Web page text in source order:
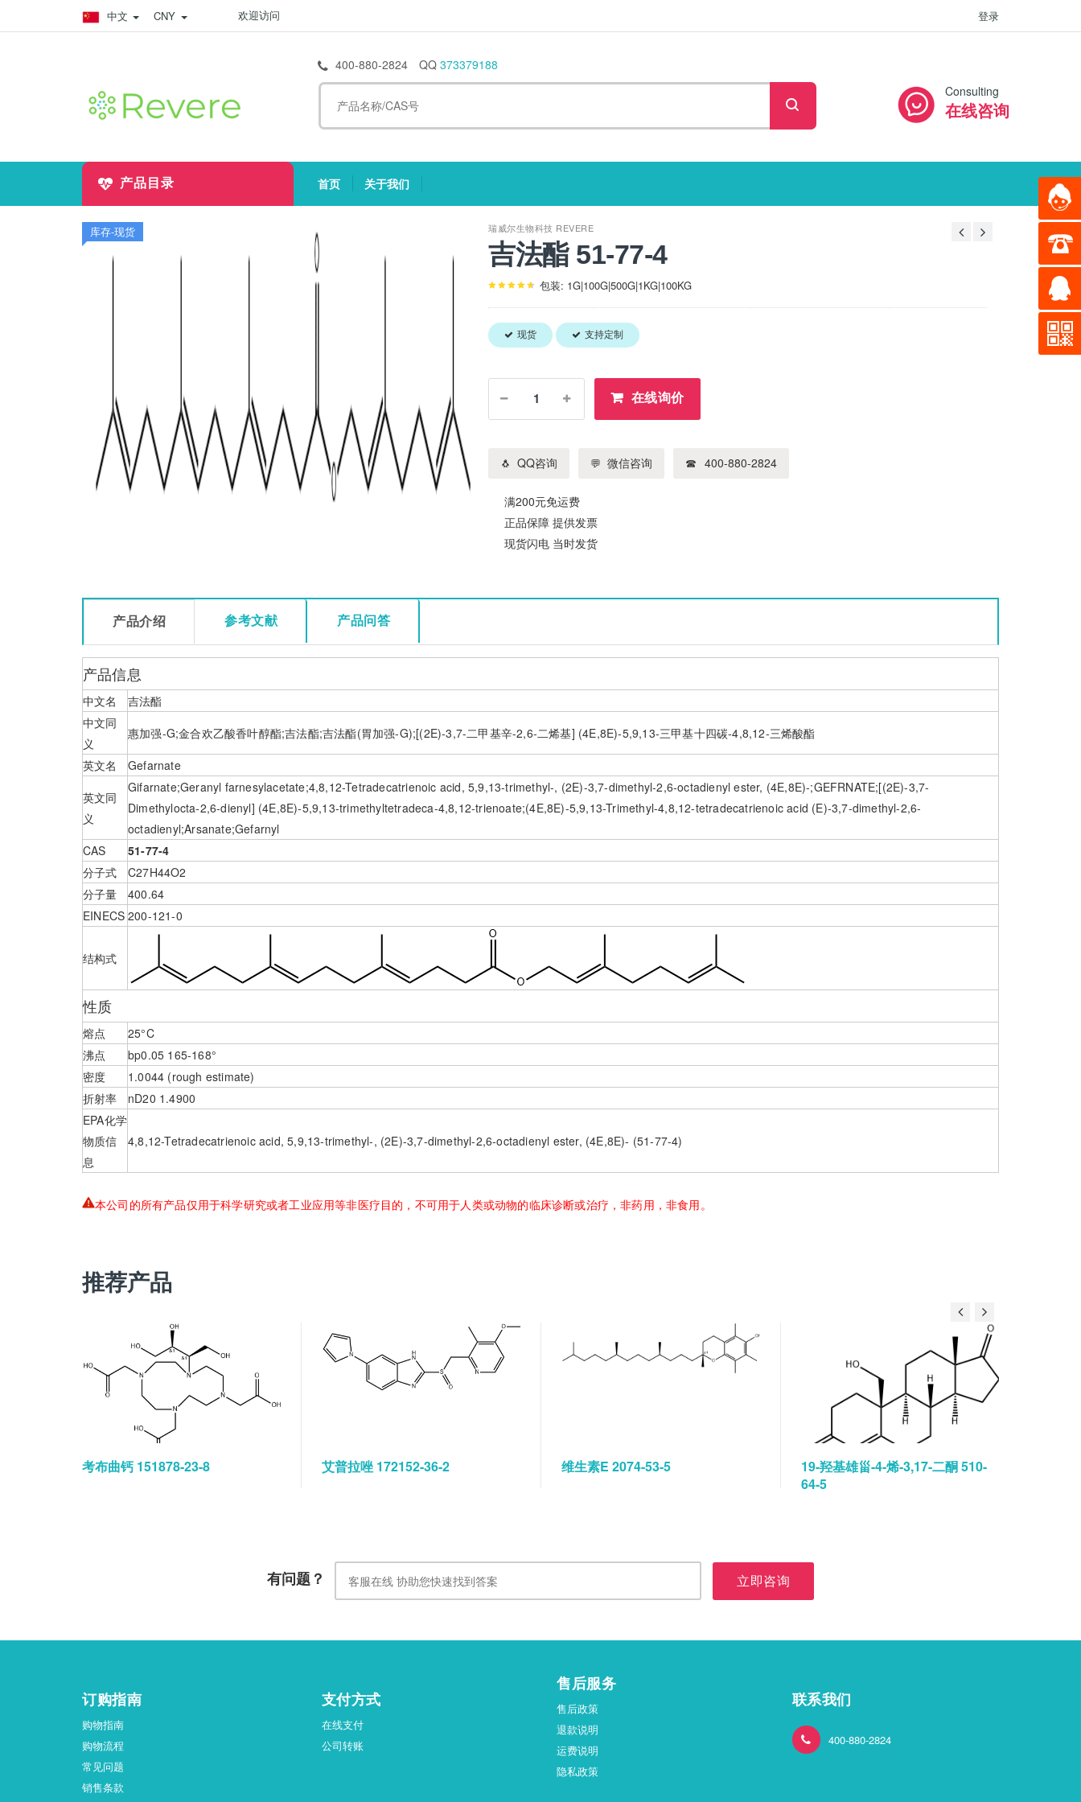
中文 CNY 欢迎访问 登录
400-880-2824 QQ 373379188
Consulting
在线咨询
产品目录
首页
关于我们
库存-现货 瑞威尔生物科技 REVERE
吉法酯 51-77-4
包装: 1G|100G|500G|1KG|100KG
现货 支持定制
在线询价
QQ咨询 微信咨询 400-880-2824
满200元免运费
正品保障 提供发票
现货闪电 当时发货
产品介绍 参考文献 产品问答
产品信息
中文名
吉法酯
中文同
义
惠加强-G;金合欢乙酸香叶醇酯;吉法酯;吉法酯(胃加强-G);[(2E)-3,7-二甲基辛-2,6-二烯基] (4E,8E)-5,9,13-三甲基十四碳-4,8,12-三烯酸酯
英文名
Gefarnate
英文同
义
Gifarnate;Geranyl farnesylacetate;4,8,12-Tetradecatrienoic acid, 5,9,13-trimethyl-, (2E)-3,7-dimethyl-2,6-octadienyl ester, (4E,8E)-;GEFRNATE;[(2E)-3,7-
Dimethylocta-2,6-dienyl] (4E,8E)-5,9,13-trimethyltetradeca-4,8,12-trienoate;(4E,8E)-5,9,13-Trimethyl-4,8,12-tetradecatrienoic acid (E)-3,7-dimethyl-2,6-
octadienyl;Arsanate;Gefarnyl
CAS
51-77-4
分子式
C27H44O2
分子量
400.64
EINECS 200-121-0
结构式
性质
熔点
25°C
沸点
bp0.05 165-168°
密度
1.0044 (rough estimate)
折射率
nD20 1.4900
EPA化学
物质信
息
4,8,12-Tetradecatrienoic acid, 5,9,13-trimethyl-, (2E)-3,7-dimethyl-2,6-octadienyl ester, (4E,8E)- (51-77-4)
本公司的所有产品仅用于科学研究或者工业应用等非医疗目的，不可用于人类或动物的临床诊断或治疗，非药用，非食用。
推荐产品
考布曲钙 151878-23-8 艾普拉唑 172152-36-2 维生素E 2074-53-5
19-羟基雄甾-4-烯-3,17-二酮 510-
64-5
有问题？ 立即咨询
订购指南
购物指南
购物流程
常见问题
销售条款
支付方式
在线支付
公司转账
售后服务
售后政策
退款说明
运费说明
隐私政策
联系我们
400-880-2824